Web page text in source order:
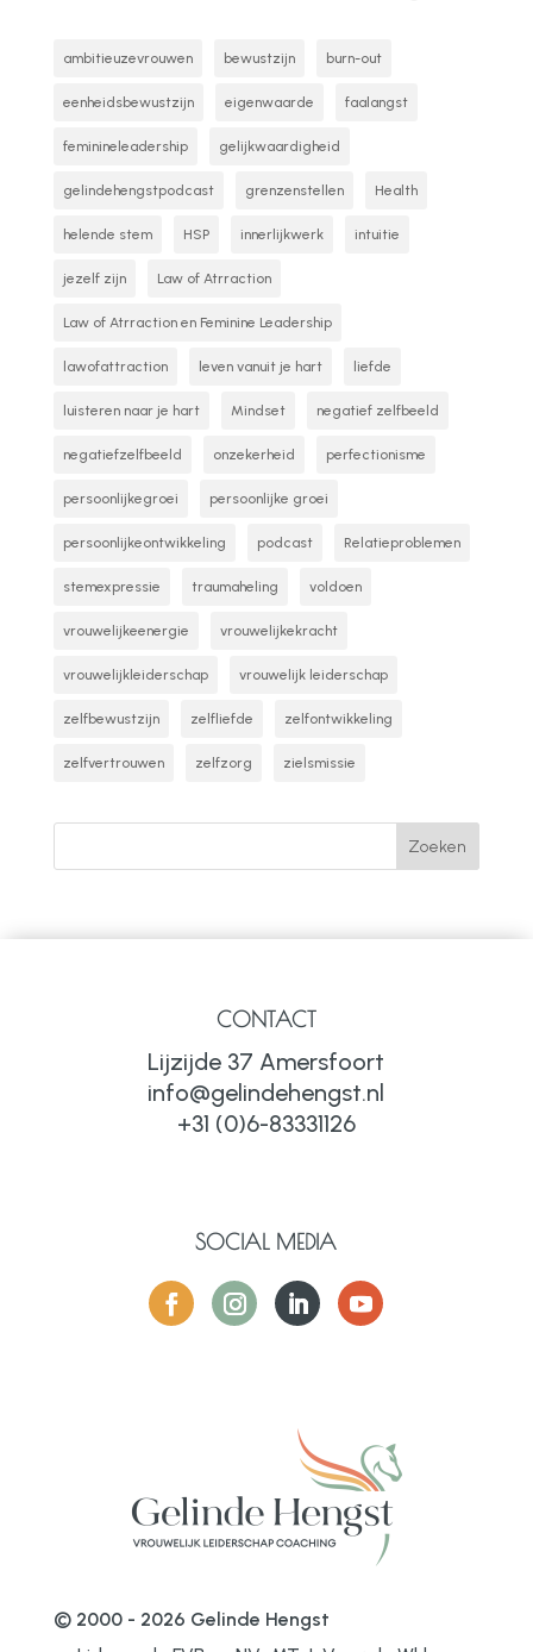
ambitieuzevrouwen bewustzijn burn-out
eenheidsbewustzijn eigenwaarde faalangst
feminineleadership gelijkwaardigheid
gelindehengstpodcast grenzenstellen Health
helende stem HSP innerlijkwerk intuitie
jezelf zijn Law of Atrraction
Law of Atrraction en Feminine Leadership
lawofattraction leven vanuit je hart liefde
luisteren naar je hart Mindset negatief zelfbeeld
negatiefzelfbeeld onzekerheid perfectionisme
persoonlijkegroei persoonlijke groei
persoonlijkeontwikkeling podcast Relatieproblemen
stemexpressie traumaheling voldoen
vrouwelijkeenergie vrouwelijkekracht
vrouwelijkleiderschap vrouwelijk leiderschap
zelfbewustzijn zelfliefde zelfontwikkeling
zelfvertrouwen zelfzorg zielsmissie
CONTACT
Lijzijde 37 Amersfoort
info@gelindehengst.nl
+31 (0)6-83331126
SOCIAL MEDIA
© 2000 - 2026 Gelinde Hengst